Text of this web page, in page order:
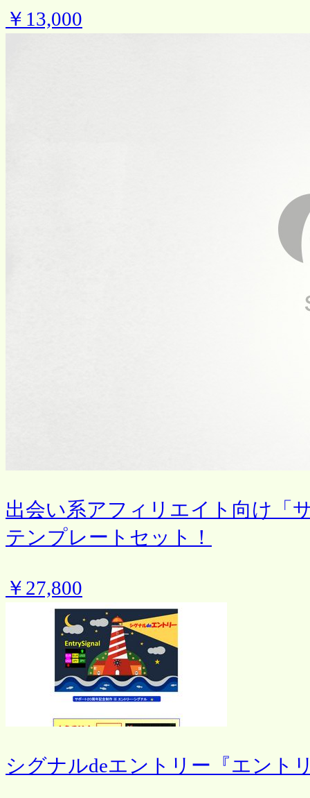
￥13,000
出会い系アフィリエイト向け「
テンプレートセット！
￥27,800
シグナルdeエントリー『エント